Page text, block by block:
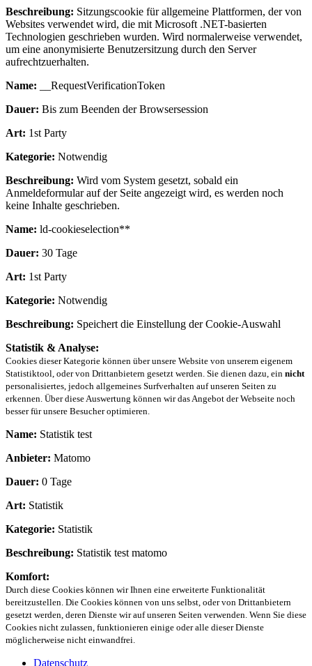
Beschreibung: Sitzungscookie für allgemeine Plattformen, der von
Websites verwendet wird, die mit Microsoft .NET-basierten
Technologien geschrieben wurden. Wird normalerweise verwendet,
um eine anonymisierte Benutzersitzung durch den Server
aufrechtzuerhalten.
Name: __RequestVerificationToken
Dauer: Bis zum Beenden der Browsersession
Art: 1st Party
Kategorie: Notwendig
Beschreibung: Wird vom System gesetzt, sobald ein
Anmeldeformular auf der Seite angezeigt wird, es werden noch
keine Inhalte geschrieben.
Name: ld-cookieselection**
Dauer: 30 Tage
Art: 1st Party
Kategorie: Notwendig
Beschreibung: Speichert die Einstellung der Cookie-Auswahl
Statistik & Analyse:
Cookies dieser Kategorie können über unsere Website von unserem eigenem
Statistiktool, oder von Drittanbietern gesetzt werden. Sie dienen dazu, ein nicht
personalisiertes, jedoch allgemeines Surfverhalten auf unseren Seiten zu
erkennen. Über diese Auswertung können wir das Angebot der Webseite noch
besser für unsere Besucher optimieren.
Name: Statistik test
Anbieter: Matomo
Dauer: 0 Tage
Art: Statistik
Kategorie: Statistik
Beschreibung: Statistik test matomo
Komfort:
Durch diese Cookies können wir Ihnen eine erweiterte Funktionalität
bereitzustellen. Die Cookies können von uns selbst, oder von Drittanbietern
gesetzt werden, deren Dienste wir auf unseren Seiten verwenden. Wenn Sie diese
Cookies nicht zulassen, funktionieren einige oder alle dieser Dienste
möglicherweise nicht einwandfrei.
Datenschutz